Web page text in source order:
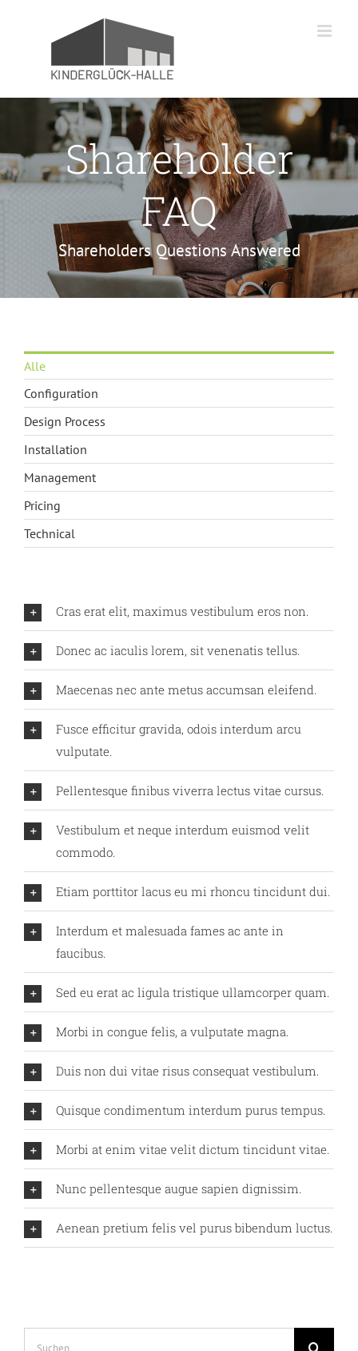
Shareholder
FAQ
Shareholders Questions Answered
Alle
Configuration
Design Process
Installation
Management
Pricing
Technical
Cras erat elit, maximus vestibulum eros non.
Donec ac iaculis lorem, sit venenatis tellus.
Maecenas nec ante metus accumsan eleifend.
Fusce efficitur gravida, odois interdum arcu
vulputate.
Pellentesque finibus viverra lectus vitae cursus.
Vestibulum et neque interdum euismod velit
commodo.
Etiam porttitor lacus eu mi rhoncu tincidunt dui.
Interdum et malesuada fames ac ante in
faucibus.
Sed eu erat ac ligula tristique ullamcorper quam.
Morbi in congue felis, a vulputate magna.
Duis non dui vitae risus consequat vestibulum.
Quisque condimentum interdum purus tempus.
Morbi at enim vitae velit dictum tincidunt vitae.
Nunc pellentesque augue sapien dignissim.
Aenean pretium felis vel purus bibendum luctus.